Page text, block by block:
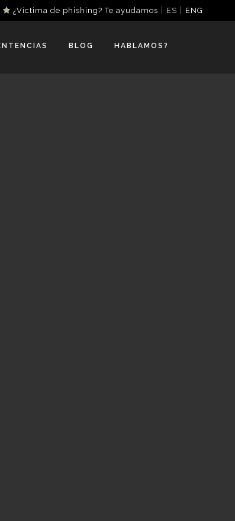
| ¿Víctima de phishing? Te ayudamos ES ENG
BLOG HABLAMOS?